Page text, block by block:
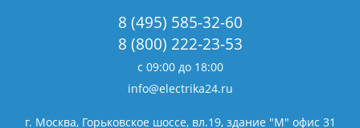
8 (495) 585-32-60
8 (800) 222-23-53
с 09:00 до 18:00
info@electrika24.ru
г. Москва, Горьковское шоссе, вл.19, здание "М" офис 31